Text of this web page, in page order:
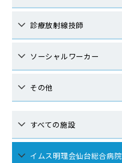
診療放射線技師
ソーシャルワーカー
その他
すべての施設
イムス明理会仙台総合病院